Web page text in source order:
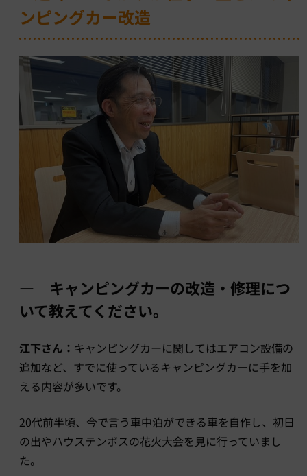
ンピングカー改造
― キャンピングカーの改造・修理につ
いて教えてください。
江下さん： キャンピングカーに関してはエアコン設備の
追加など、すでに使っているキャンピングカーに手を加
える内容が多いです。
20代前半頃、今で言う車中泊ができる車を自作し、初日
の出やハウステンボスの花火大会を見に行っていまし
た。